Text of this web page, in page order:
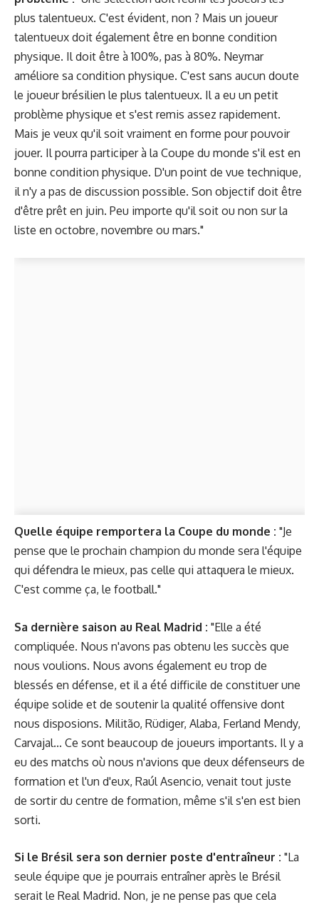
plus talentueux. C'est évident, non ? Mais un joueur
talentueux doit également être en bonne condition
physique. Il doit être à 100%, pas à 80%. Neymar
améliore sa condition physique. C'est sans aucun doute
le joueur brésilien le plus talentueux. Il a eu un petit
problème physique et s'est remis assez rapidement.
Mais je veux qu'il soit vraiment en forme pour pouvoir
jouer. Il pourra participer à la Coupe du monde s'il est en
bonne condition physique. D'un point de vue technique,
il n'y a pas de discussion possible. Son objectif doit être
d'être prêt en juin. Peu importe qu'il soit ou non sur la
liste en octobre, novembre ou mars."
Quelle équipe remportera la Coupe du monde : "Je
pense que le prochain champion du monde sera l'équipe
qui défendra le mieux, pas celle qui attaquera le mieux.
C'est comme ça, le football."
Sa dernière saison au Real Madrid : "Elle a été
compliquée. Nous n'avons pas obtenu les succès que
nous voulions. Nous avons également eu trop de
blessés en défense, et il a été difficile de constituer une
équipe solide et de soutenir la qualité offensive dont
nous disposions. Militão, Rüdiger, Alaba, Ferland Mendy,
Carvajal... Ce sont beaucoup de joueurs importants. Il y a
eu des matchs où nous n'avions que deux défenseurs de
formation et l'un d'eux, Raúl Asencio, venait tout juste
de sortir du centre de formation, même s'il s'en est bien
sorti.
Si le Brésil sera son dernier poste d'entraîneur : "La
seule équipe que je pourrais entraîner après le Brésil
serait le Real Madrid. Non, je ne pense pas que cela